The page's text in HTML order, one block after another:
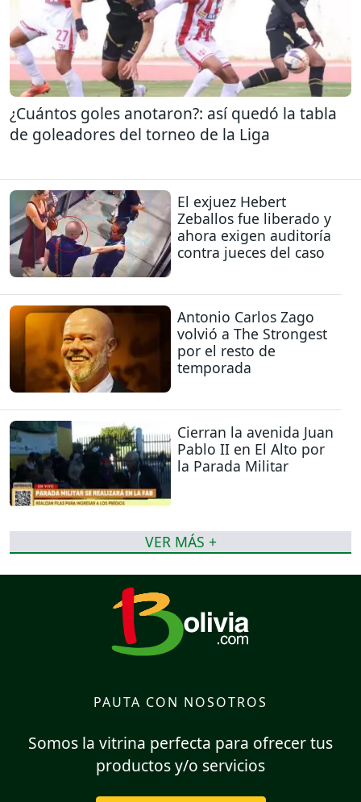
¿Cuántos goles anotaron?: así quedó la tabla
de goleadores del torneo de la Liga
El exjuez Hebert
Zeballos fue liberado y
ahora exigen auditoría
contra jueces del caso
Antonio Carlos Zago
volvió a The Strongest
por el resto de
temporada
Cierran la avenida Juan
Pablo II en El Alto por
la Parada Militar
VER MÁS +
PAUTA CON NOSOTROS
Somos la vitrina perfecta para ofrecer tus
productos y/o servicios